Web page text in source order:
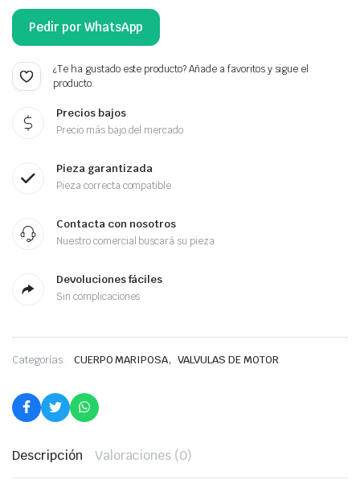
Pedir por WhatsApp
¿Te ha gustado este producto? Añade a favoritos y sigue el
producto.
Precios bajos
Precio más bajo del mercado
Pieza garantizada
Pieza correcta compatible
Contacta con nosotros
Nuestro comercial buscará su pieza
Devoluciones fáciles
Sin complicaciones
Categorías: CUERPO MARIPOSA, VALVULAS DE MOTOR
Descripción Valoraciones (0)